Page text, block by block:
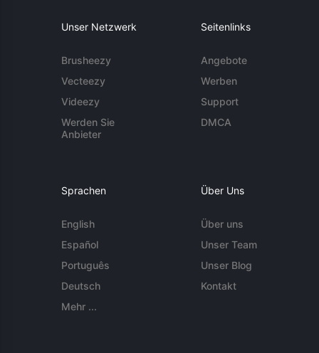
Unser Netzwerk
Brusheezy
Vecteezy
Videezy
Werden Sie
Anbieter
Seitenlinks
Angebote
Werben
Support
DMCA
Sprachen
English
Español
Português
Deutsch
Mehr ...
Über Uns
Über uns
Unser Team
Unser Blog
Kontakt